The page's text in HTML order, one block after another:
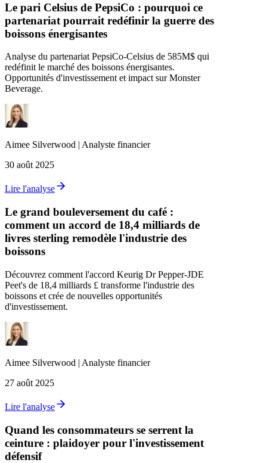
Le pari Celsius de PepsiCo : pourquoi ce
partenariat pourrait redéfinir la guerre des
boissons énergisantes
Analyse du partenariat PepsiCo-Celsius de 585M$ qui
redéfinit le marché des boissons énergisantes.
Opportunités d'investissement et impact sur Monster
Beverage.
Aimee Silverwood | Analyste financier
30 août 2025
Lire l'analyse
Le grand bouleversement du café :
comment un accord de 18,4 milliards de
livres sterling remodèle l'industrie des
boissons
Découvrez comment l'accord Keurig Dr Pepper-JDE
Peet's de 18,4 milliards £ transforme l'industrie des
boissons et crée de nouvelles opportunités
d'investissement.
Aimee Silverwood | Analyste financier
27 août 2025
Lire l'analyse
Quand les consommateurs se serrent la
ceinture : plaidoyer pour l'investissement
défensif